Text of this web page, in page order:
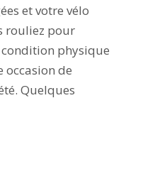
et votre vélo
rouliez pour
physique
occasion de
Quelques